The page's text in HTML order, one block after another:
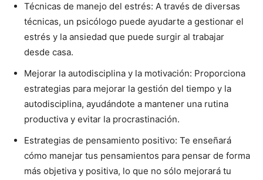
Técnicas de manejo del estrés: A través de diversas
técnicas, un psicólogo puede ayudarte a gestionar el
estrés y la ansiedad que puede surgir al trabajar
desde casa.
Mejorar la autodisciplina y la motivación: Proporciona
estrategias para mejorar la gestión del tiempo y la
autodisciplina, ayudándote a mantener una rutina
productiva y evitar la procrastinación.
Estrategias de pensamiento positivo: Te enseñará
cómo manejar tus pensamientos para pensar de forma
más objetiva y positiva, lo que no sólo mejorará tu